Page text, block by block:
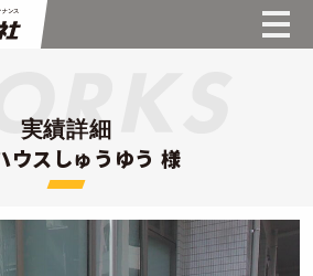
実績詳細
ウスしゅうゆう 様